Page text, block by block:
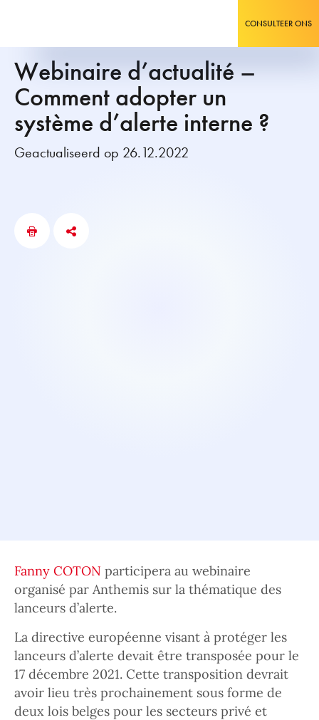
CONSULTEER ONS
Webinaire d’actualité –
Comment adopter un
système d’alerte interne ?
Geactualiseerd op 26.12.2022
Fanny COTON participera au webinaire
organisé par Anthemis sur la thématique des
lanceurs d’alerte.
La directive européenne visant à protéger les
lanceurs d’alerte devait être transposée pour le
17 décembre 2021. Cette transposition devrait
avoir lieu très prochainement sous forme de
deux lois belges pour les secteurs privé et